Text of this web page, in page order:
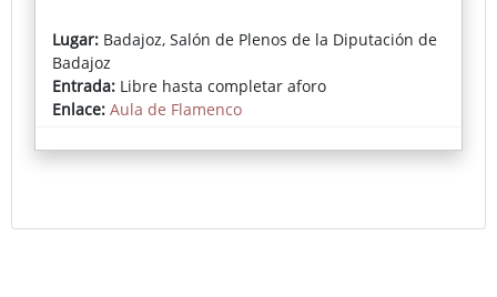
Lugar: Badajoz, Salón de Plenos de la Diputación de
Badajoz
Entrada: Libre hasta completar aforo
Enlace: Aula de Flamenco